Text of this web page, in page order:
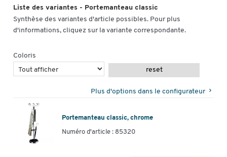
Liste des variantes - Portemanteau classic
Synthèse des variantes d'article possibles. Pour plus
d'informations, cliquez sur la variante correspondante.
Coloris
reset
Plus d'options dans le configurateur
Portemanteau classic, chrome
Numéro d'article : 85320